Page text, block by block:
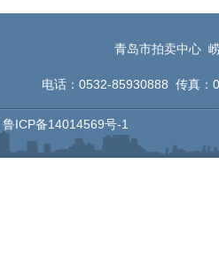
青岛市拍卖中心
电话：0532-85930888 传真：
鲁ICP备14014569号-1